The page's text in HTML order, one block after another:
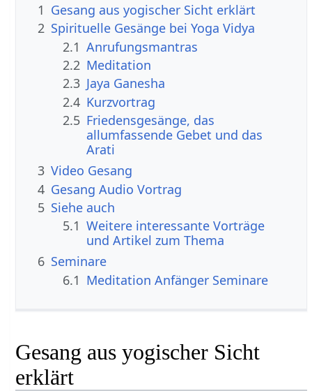
1 Gesang aus yogischer Sicht erklärt
2 Spirituelle Gesänge bei Yoga Vidya
2.1 Anrufungsmantras
2.2 Meditation
2.3 Jaya Ganesha
2.4 Kurzvortrag
2.5 Friedensgesänge, das
allumfassende Gebet und das
Arati
3 Video Gesang
4 Gesang Audio Vortrag
5 Siehe auch
5.1 Weitere interessante Vorträge
und Artikel zum Thema
6 Seminare
6.1 Meditation Anfänger Seminare
Gesang aus yogischer Sicht
erklärt